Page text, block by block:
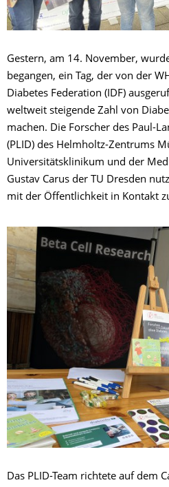
Gestern, am 14. November,
begangen, ein Tag, der von der
Diabetes Federation (IDF)
weltweit steigende Zahl von
machen. Die Forscher des Paul-
(PLID) des Helmholtz-Zentrums
Universitätsklinikum und der
Gustav Carus der TU Dresden
mit der Öffentlichkeit in Kontakt
Das PLID-Team richtete auf dem